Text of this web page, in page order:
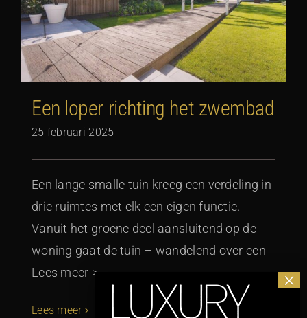
Een loper richting het zwembad
25 februari 2025
Een lange smalle tuin kreeg een verdeling in
drie ruimtes met elk een eigen functie.
Vanuit het groene deel aansluitend op de
woning gaat de tuin – wandelend over een
Lees meer >
Lees meer